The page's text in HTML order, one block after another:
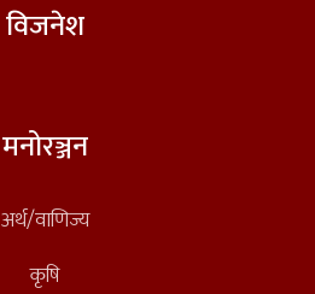
विजनेश
मनोरञ्जन
अर्थ/वाणिज्य
कृषि